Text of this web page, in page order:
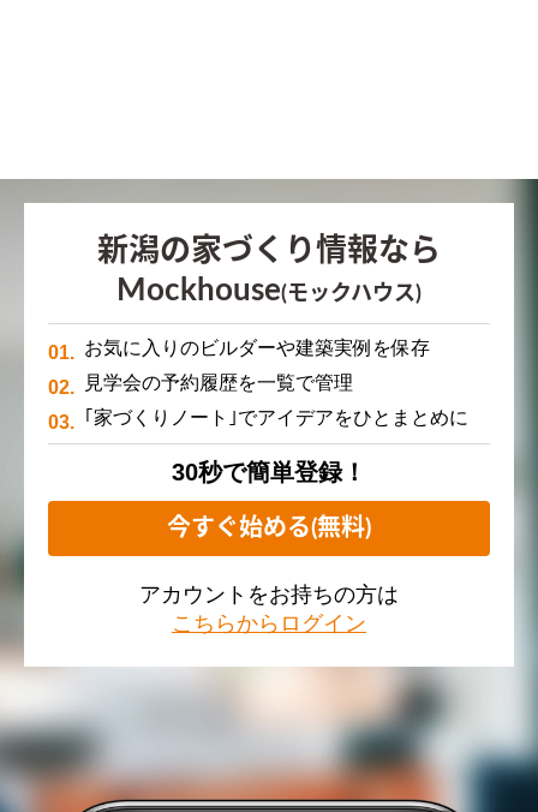
新潟の家づくり情報なら
Mockhouse(モックハウス)
お気に入りのビルダーや建築実例を保存
見学会の予約履歴を一覧で管理
｢家づくりノート｣でアイデアをひとまとめに
30秒で簡単登録！
今すぐ始める(無料)
アカウントをお持ちの方は
こちらからログイン